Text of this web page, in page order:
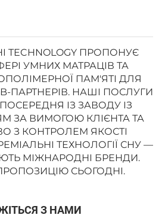
TECHNOLOGY ПРОПОНУЄ
УМНИХ МАТРАЦІВ ТА
ПАМ'ЯТІ ДЛЯ
ПАРТНЕРІВ. НАШІ ПОСЛУГИ
ІЗ ЗАВОДУ ІЗ
ЗА ВИМОГОЮ КЛІЄНТА ТА
З КОНТРОЛЕМ ЯКОСТІ
ТЕХНОЛОГІЇ СНУ —
МІЖНАРОДНІ БРЕНДИ.
СЬОГОДНІ.
З НАМИ